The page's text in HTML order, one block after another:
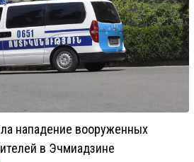
нападение вооруженных
в Эчмиадзине